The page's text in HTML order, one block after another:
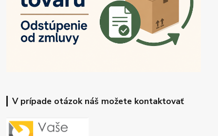
V prípade otázok náš možete kontaktovať